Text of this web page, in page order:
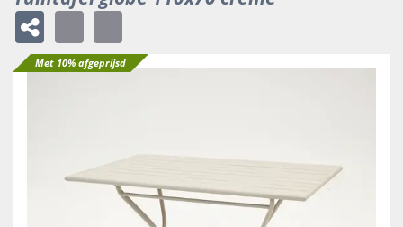
Met 10% afgeprijsd